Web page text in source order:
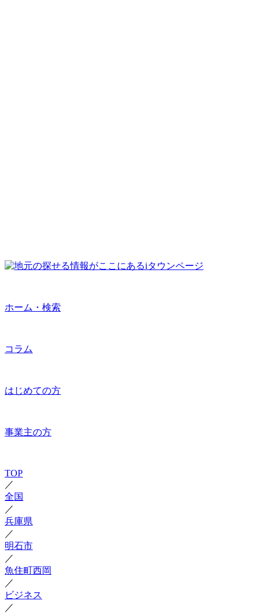
ホーム・検索
コラム
はじめての方
事業主の方
TOP
／
全国
／
兵庫県
／
明石市
／
魚住町西岡
／
ビジネス
／